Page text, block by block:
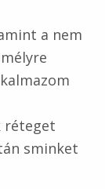
a nem
réteget
sminket